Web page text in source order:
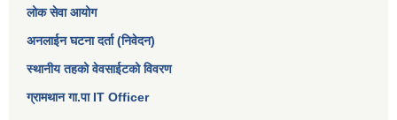
लोक सेवा आयोग
अनलाईन घटना दर्ता (निवेदन)
स्थानीय तहको वेवसाईटको विवरण
ग्रामथान गा.पा IT Officer